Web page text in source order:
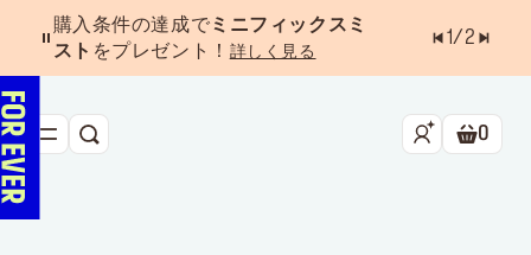
購入条件の達成でミニフィックスミ
スト をプレゼント！ 詳しく見る
1/2
検索 ショ
0